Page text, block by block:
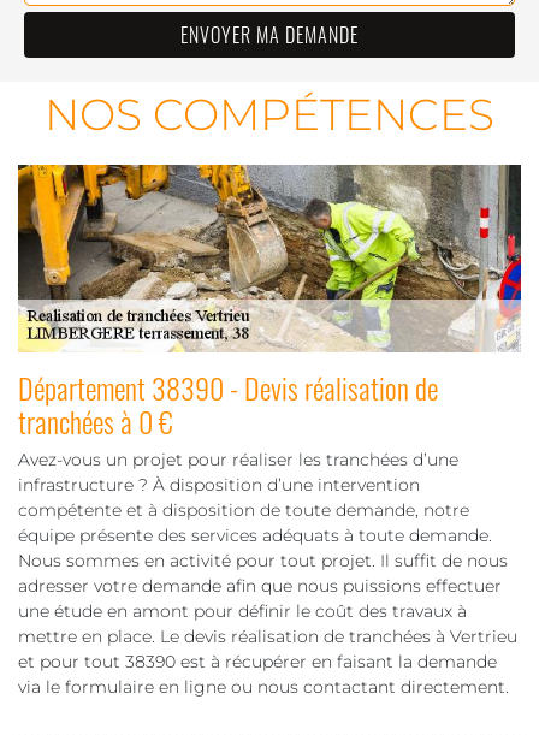
NOS COMPÉTENCES
Département 38390 - Devis réalisation de
tranchées à 0 €
Avez-vous un projet pour réaliser les tranchées d’une
infrastructure ? À disposition d’une intervention
compétente et à disposition de toute demande, notre
équipe présente des services adéquats à toute demande.
Nous sommes en activité pour tout projet. Il suffit de nous
adresser votre demande afin que nous puissions effectuer
une étude en amont pour définir le coût des travaux à
mettre en place. Le devis réalisation de tranchées à Vertrieu
et pour tout 38390 est à récupérer en faisant la demande
via le formulaire en ligne ou nous contactant directement.